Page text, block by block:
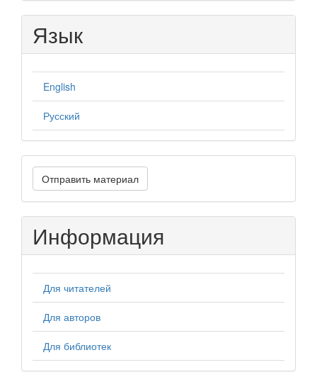
Язык
English
Русский
Отправить
материал
Отправить материал
Информация
Для читателей
Для авторов
Для библиотек